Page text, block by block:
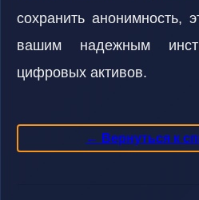
сохранить анонимность,
вашим надежным
цифровых активов.
← Вернуться к